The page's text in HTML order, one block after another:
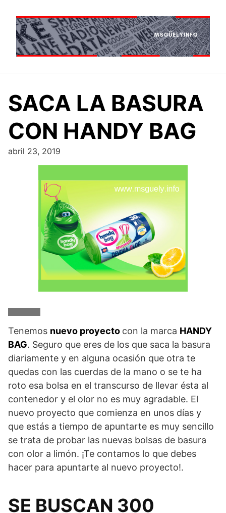
contenido
SACA LA BASURA
CON HANDY BAG
abril 23, 2019
Tenemos nuevo proyecto con la marca HANDY
BAG. Seguro que eres de los que saca la basura
diariamente y en alguna ocasión que otra te
quedas con las cuerdas de la mano o se te ha
roto esa bolsa en el transcurso de llevar ésta al
contenedor y el olor no es muy agradable. El
nuevo proyecto que comienza en unos días y
que estás a tiempo de apuntarte es muy sencillo
se trata de probar las nuevas bolsas de basura
con olor a limón. ¡Te contamos lo que debes
hacer para apuntarte al nuevo proyecto!.
SE BUSCAN 300